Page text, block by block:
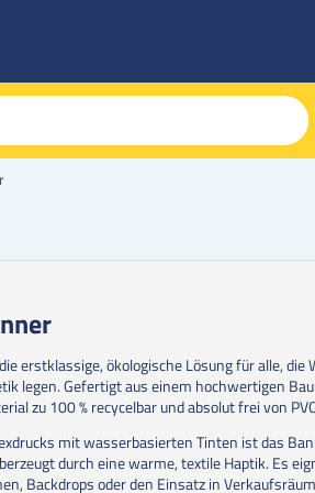
erstklassige, ökologische Lösung für alle, die
legen. Gefertigt aus einem hochwertigen
zu 100 % recycelbar und absolut frei von
mit wasserbasierten Tinten ist das
durch eine warme, textile Haptik. Es
Backdrops oder den Einsatz in